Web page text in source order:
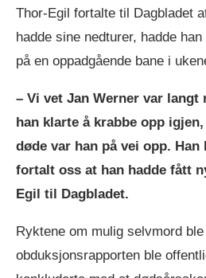
Thor-Egil fortalte til Dagbladet
hadde sine nedturer, hadde
på en oppadgående bane i
– Vi vet Jan Werner var langt
han klarte å krabbe opp
døde var han på vei opp. Han
fortalt oss at han hadde fått
Egil til Dagbladet.
Ryktene om mulig selvmord
obduksjonsrapporten ble